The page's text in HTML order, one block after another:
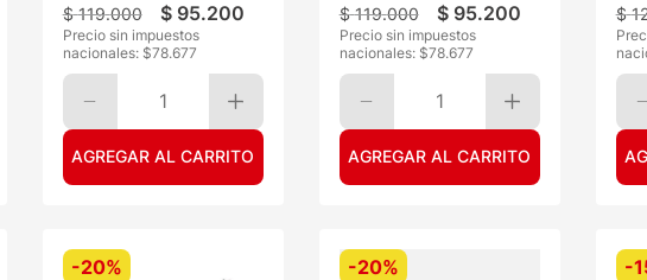
$ 119.000 $ 95.200
Precio sin impuestos
nacionales: $78.677
1
AGREGAR AL CARRITO
$ 119.000 $ 95.200
Precio sin impuestos
nacionales: $78.677
1
AGREGAR AL CARRITO
$
-20% -20% -